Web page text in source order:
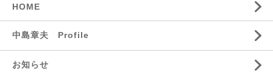
HOME
中島章夫 Profile
お知らせ